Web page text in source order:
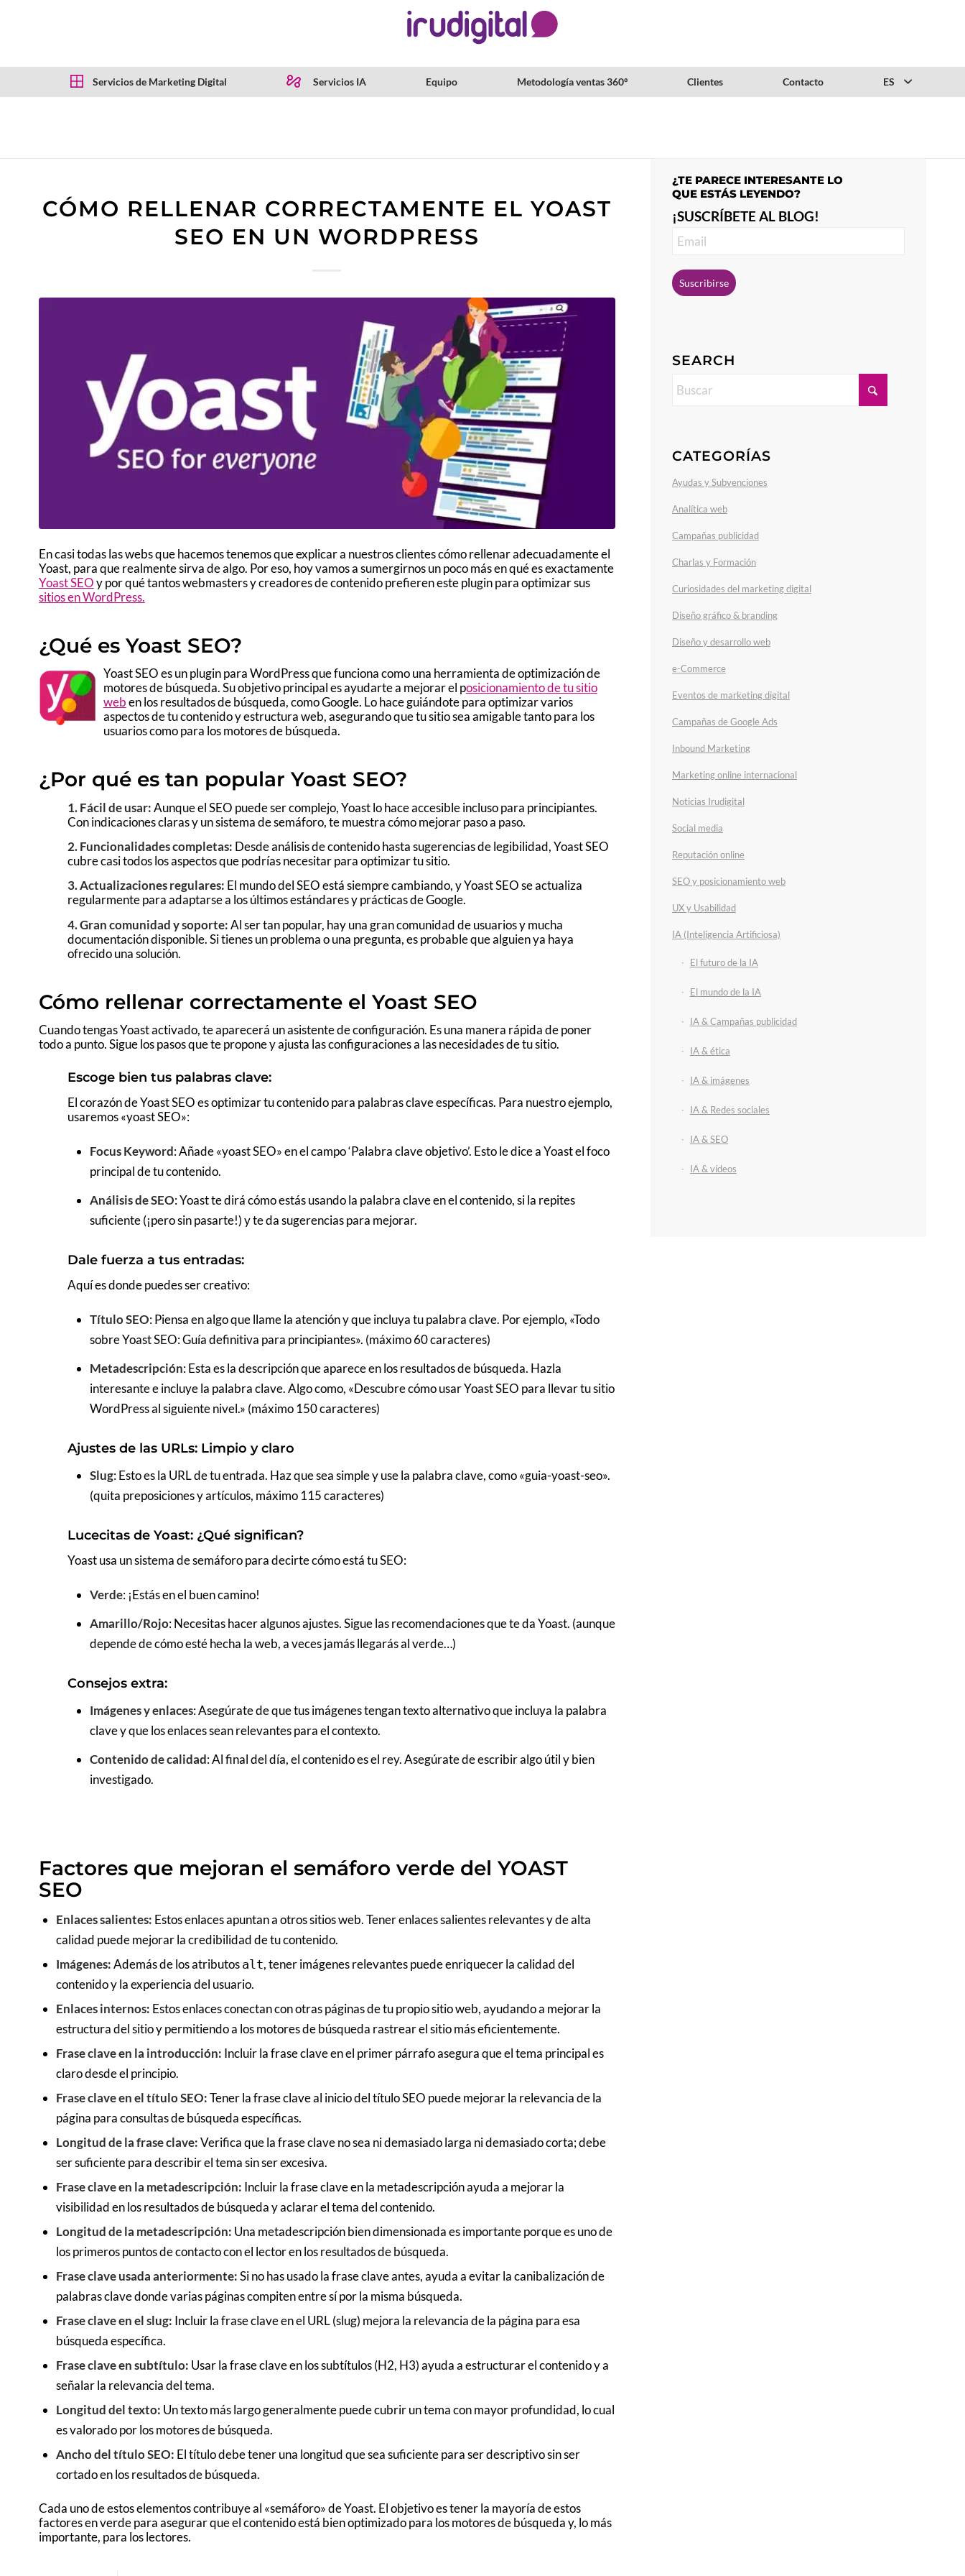
Servicios de Marketing Digital Servicios IA Equipo Metodología ventas 360º Clientes Contacto ES
CÓMO RELLENAR CORRECTAMENTE EL YOAST
SEO EN UN WORDPRESS
En casi todas las webs que hacemos tenemos que explicar a nuestros clientes cómo rellenar adecuadamente el
Yoast, para que realmente sirva de algo. Por eso, hoy vamos a sumergirnos un poco más en qué es exactamente
Yoast SEOy por qué tantos webmasters y creadores de contenido prefieren este plugin para optimizar sus
sitios en WordPress.
¿Qué es Yoast SEO?
Yoast SEO es un plugin para WordPress que funciona como una herramienta de optimización de
motores de búsqueda. Su objetivo principal es ayudarte a mejorar el posicionamiento de tu sitio
weben los resultados de búsqueda, como Google. Lo hace guiándote para optimizar varios
aspectos de tu contenido y estructura web, asegurando que tu sitio sea amigable tanto para los
usuarios como para los motores de búsqueda.
¿Por qué es tan popular Yoast SEO?
1. Fácil de usar:Aunque el SEO puede ser complejo, Yoast lo hace accesible incluso para principiantes.
Con indicaciones claras y un sistema de semáforo, te muestra cómo mejorar paso a paso.
2. Funcionalidades completas: Desde análisis de contenido hasta sugerencias de legibilidad, Yoast SEO
cubre casi todos los aspectos que podrías necesitar para optimizar tu sitio.
3. Actualizaciones regulares: El mundo del SEO está siempre cambiando, y Yoast SEO se actualiza
regularmente para adaptarse a los últimos estándares y prácticas de Google.
4. Gran comunidad y soporte:Al ser tan popular, hay una gran comunidad de usuarios y mucha
documentación disponible. Si tienes un problema o una pregunta, es probable que alguien ya haya
ofrecido una solución.
Cómo rellenar correctamente el Yoast SEO
Cuando tengas Yoast activado, te aparecerá un asistente de configuración. Es una manera rápida de poner
todo a punto. Sigue los pasos que te propone y ajusta las configuraciones a las necesidades de tu sitio.
Escoge bien tus palabras clave:
El corazón de Yoast SEO es optimizar tu contenido para palabras clave específicas. Para nuestro ejemplo,
usaremos «yoast SEO»:
Focus Keyword: Añade «yoast SEO» en el campo ‘Palabra clave objetivo’. Esto le dice a Yoast el foco
principal de tu contenido.
Análisis de SEO: Yoast te dirá cómo estás usando la palabra clave en el contenido, si la repites
suficiente (¡pero sin pasarte!) y te da sugerencias para mejorar.
Dale fuerza a tus entradas:
Aquí es donde puedes ser creativo:
Título SEO: Piensa en algo que llame la atención y que incluya tu palabra clave. Por ejemplo, «Todo
sobre Yoast SEO: Guía definitiva para principiantes». (máximo 60 caracteres)
Metadescripción: Esta es la descripción que aparece en los resultados de búsqueda. Hazla
interesante e incluye la palabra clave. Algo como, «Descubre cómo usar Yoast SEO para llevar tu sitio
WordPress al siguiente nivel.» (máximo 150 caracteres)
Ajustes de las URLs: Limpio y claro
Slug: Esto es la URL de tu entrada. Haz que sea simple y use la palabra clave, como «guia-yoast-seo».
(quita preposiciones y artículos, máximo 115 caracteres)
Lucecitas de Yoast: ¿Qué significan?
Yoast usa un sistema de semáforo para decirte cómo está tu SEO:
Verde: ¡Estás en el buen camino!
Amarillo/Rojo: Necesitas hacer algunos ajustes. Sigue las recomendaciones que te da Yoast. (aunque
depende de cómo esté hecha la web, a veces jamás llegarás al verde…)
Consejos extra:
Imágenes y enlaces: Asegúrate de que tus imágenes tengan texto alternativo que incluya la palabra
clave y que los enlaces sean relevantes para el contexto.
Contenido de calidad: Al final del día, el contenido es el rey. Asegúrate de escribir algo útil y bien
investigado.
Factores que mejoran el semáforo verde del YOAST
SEO
Enlaces salientes: Estos enlaces apuntan a otros sitios web. Tener enlaces salientes relevantes y de alta
calidad puede mejorar la credibilidad de tu contenido.
Imágenes:Además de los atributos alt, tener imágenes relevantes puede enriquecer la calidad del
contenido y la experiencia del usuario.
Enlaces internos: Estos enlaces conectan con otras páginas de tu propio sitio web, ayudando a mejorar la
estructura del sitio y permitiendo a los motores de búsqueda rastrear el sitio más eficientemente.
Frase clave en la introducción: Incluir la frase clave en el primer párrafo asegura que el tema principal es
claro desde el principio.
Frase clave en el título SEO:Tener la frase clave al inicio del título SEO puede mejorar la relevancia de la
página para consultas de búsqueda específicas.
Longitud de la frase clave:Verifica que la frase clave no sea ni demasiado larga ni demasiado corta; debe
ser suficiente para describir el tema sin ser excesiva.
Frase clave en la metadescripción: Incluir la frase clave en la metadescripción ayuda a mejorar la
visibilidad en los resultados de búsqueda y aclarar el tema del contenido.
Longitud de la metadescripción: Una metadescripción bien dimensionada es importante porque es uno de
los primeros puntos de contacto con el lector en los resultados de búsqueda.
Frase clave usada anteriormente:Si no has usado la frase clave antes, ayuda a evitar la canibalización de
palabras clave donde varias páginas compiten entre sí por la misma búsqueda.
Frase clave en el slug: Incluir la frase clave en el URL (slug) mejora la relevancia de la página para esa
búsqueda específica.
Frase clave en subtítulo: Usar la frase clave en los subtítulos (H2, H3) ayuda a estructurar el contenido y a
señalar la relevancia del tema.
Longitud del texto: Un texto más largo generalmente puede cubrir un tema con mayor profundidad, lo cual
es valorado por los motores de búsqueda.
Ancho del título SEO: El título debe tener una longitud que sea suficiente para ser descriptivo sin ser
cortado en los resultados de búsqueda.
Cada uno de estos elementos contribuye al «semáforo» de Yoast. El objetivo es tener la mayoría de estos
factores en verde para asegurar que el contenido está bien optimizado para los motores de búsqueda y, lo más
importante, para los lectores.
¿TE PARECE INTERESANTE LO
QUE ESTÁS LEYENDO?
¡SUSCRÍBETE AL BLOG!
Suscribirse
SEARCH
CATEGORÍAS
Ayudas y Subvenciones
Analítica web
Campañas publicidad
Charlas y Formación
Curiosidades del marketing digital
Diseño gráfico & branding
Diseño y desarrollo web
e-Commerce
Eventos de marketing digital
Campañas de Google Ads
Inbound Marketing
Marketing online internacional
Noticias Irudigital
Social media
Reputación online
SEO y posicionamiento web
UX y Usabilidad
IA (Inteligencia Artificiosa)
El futuro de la IA
El mundo de la IA
IA & Campañas publicidad
IA & ética
IA & imágenes
IA & Redes sociales
IA & SEO
IA & vídeos